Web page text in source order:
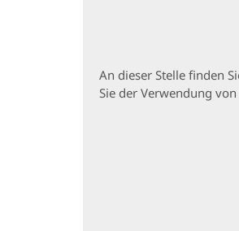
An dieser Stelle finden
Sie der Verwendung